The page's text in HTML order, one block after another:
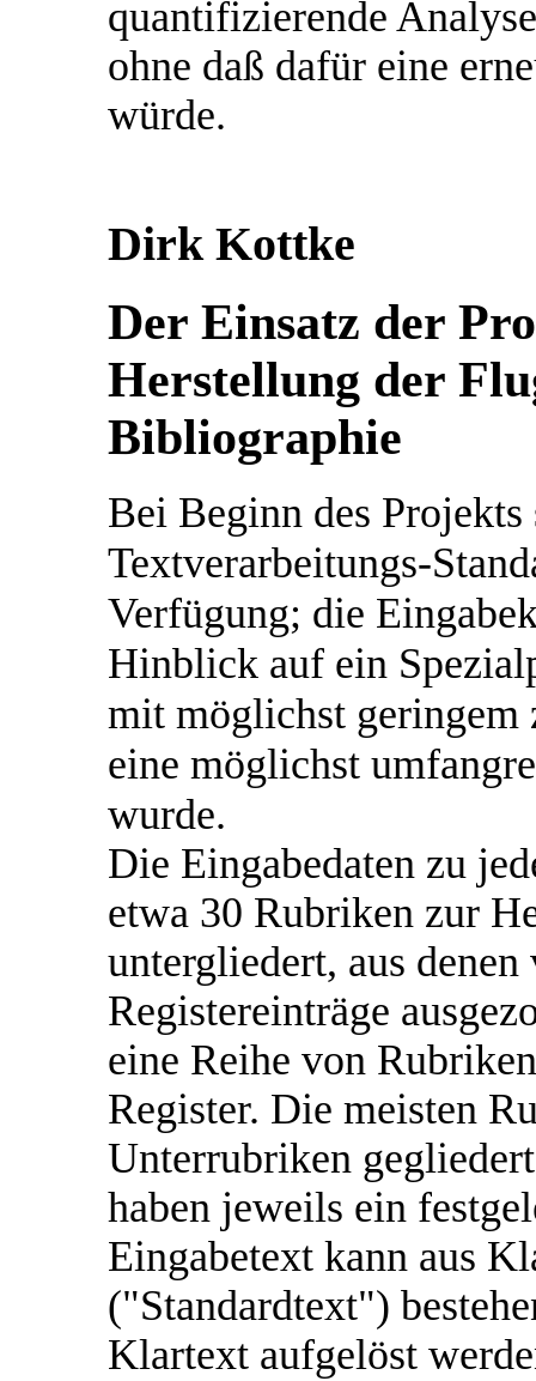
quantifizierende
ohne daß dafür eine
würde.
Dirk Kottke
Der Einsatz der
Herstellung der
Bibliographie
Bei Beginn des
Textverarbeitungs-
Verfügung; die
Hinblick auf ein
mit möglichst geringem
eine möglichst
wurde.
Die Eingabedaten zu
etwa 30 Rubriken zur
untergliedert, aus
Registereinträge
eine Reihe von
Register. Die meisten
Unterrubriken
haben jeweils ein
Eingabetext kann aus
("Standardtext")
Klartext aufgelöst